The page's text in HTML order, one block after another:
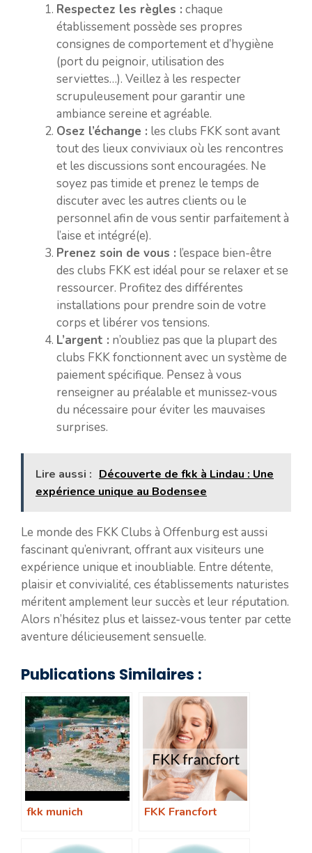
Respectez les règles : chaque
établissement possède ses propres
consignes de comportement et d’hygiène
(port du peignoir, utilisation des
serviettes…). Veillez à les respecter
scrupuleusement pour garantir une
ambiance sereine et agréable.
Osez l’échange : les clubs FKK sont avant
tout des lieux conviviaux où les rencontres
et les discussions sont encouragées. Ne
soyez pas timide et prenez le temps de
discuter avec les autres clients ou le
personnel afin de vous sentir parfaitement à
l’aise et intégré(e).
Prenez soin de vous : l’espace bien-être
des clubs FKK est idéal pour se relaxer et se
ressourcer. Profitez des différentes
installations pour prendre soin de votre
corps et libérer vos tensions.
L’argent : n’oubliez pas que la plupart des
clubs FKK fonctionnent avec un système de
paiement spécifique. Pensez à vous
renseigner au préalable et munissez-vous
du nécessaire pour éviter les mauvaises
surprises.
Lire aussi : Découverte de fkk à Lindau : Une
expérience unique au Bodensee
Le monde des FKK Clubs à Offenburg est aussi
fascinant qu’enivrant, offrant aux visiteurs une
expérience unique et inoubliable. Entre détente,
plaisir et convivialité, ces établissements naturistes
méritent amplement leur succès et leur réputation.
Alors n’hésitez plus et laissez-vous tenter par cette
aventure délicieusement sensuelle.
Publications Similaires :
fkk munich FKK Francfort